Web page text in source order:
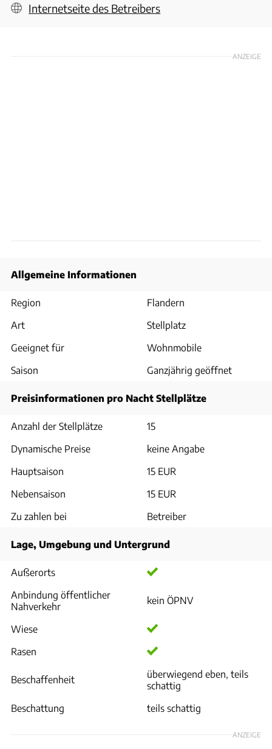
Internetseite des Betreibers
ANZEIGE
Allgemeine Informationen
Region
Flandern
Art
Stellplatz
Geeignet für
Wohnmobile
Saison
Ganzjährig geöffnet
Preisinformationen pro Nacht Stellplätze
Anzahl der Stellplätze
15
Dynamische Preise
keine Angabe
Hauptsaison
15 EUR
Nebensaison
15 EUR
Zu zahlen bei
Betreiber
Lage, Umgebung und Untergrund
Außerorts
Anbindung öffentlicher
Nahverkehr
kein ÖPNV
Wiese
Rasen
Beschaffenheit
überwiegend eben, teils
schattig
Beschattung
teils schattig
ANZEIGE